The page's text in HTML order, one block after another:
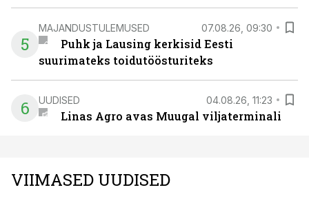
5
MAJANDUSTULEMUSED 07.08.26, 09:30
Puhk ja Lausing kerkisid Eesti
suurimateks toidutöösturiteks
6 UUDISED 04.08.26, 11:23
Linas Agro avas Muugal viljaterminali
VIIMASED UUDISED